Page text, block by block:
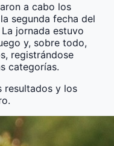
a cabo los
segunda fecha del
jornada estuvo
y, sobre todo,
registrándose
categorías.
resultados y los